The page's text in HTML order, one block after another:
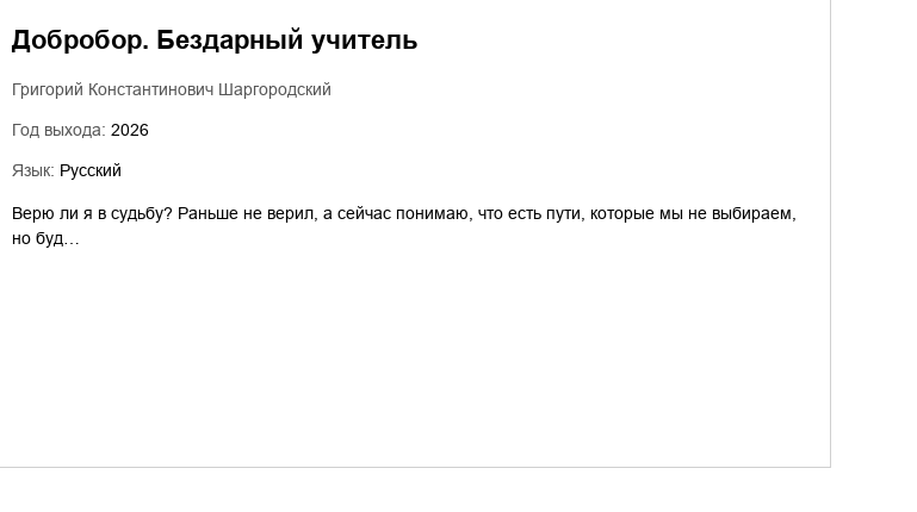
Добробор. Бездарный учитель
Григорий Константинович Шаргородский
Год выхода: 2026
Язык: Русский
Верю ли я в судьбу? Раньше не верил, а сейчас понимаю, что есть пути, которые мы не выбираем,
но буд…